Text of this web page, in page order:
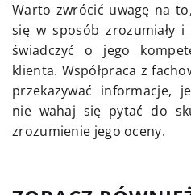
Warto zwrócić uwagę na
się w sposób zrozumiały
świadczyć o jego
klienta. Współpraca z
przekazywać informacje,
nie wahaj się pytać do
zrozumienie jego oceny.